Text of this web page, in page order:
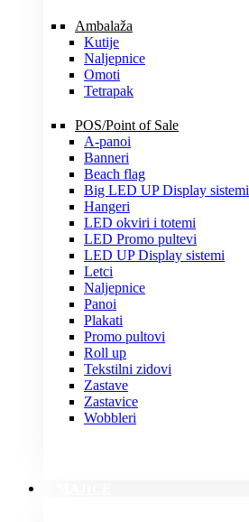
Ambalaža
Kutije
Naljepnice
Omoti
Tetrapak
POS/Point of Sale
A-panoi
Banneri
Beach flag
Big LED UP Display sistemi
Hangeri
LED okviri i totemi
LED Promo pultevi
LED UP Display sistemi
Letci
Naljepnice
Panoi
Plakati
Promo pultovi
Roll up
Tekstilni zidovi
Zastave
Zastavice
Wobbleri